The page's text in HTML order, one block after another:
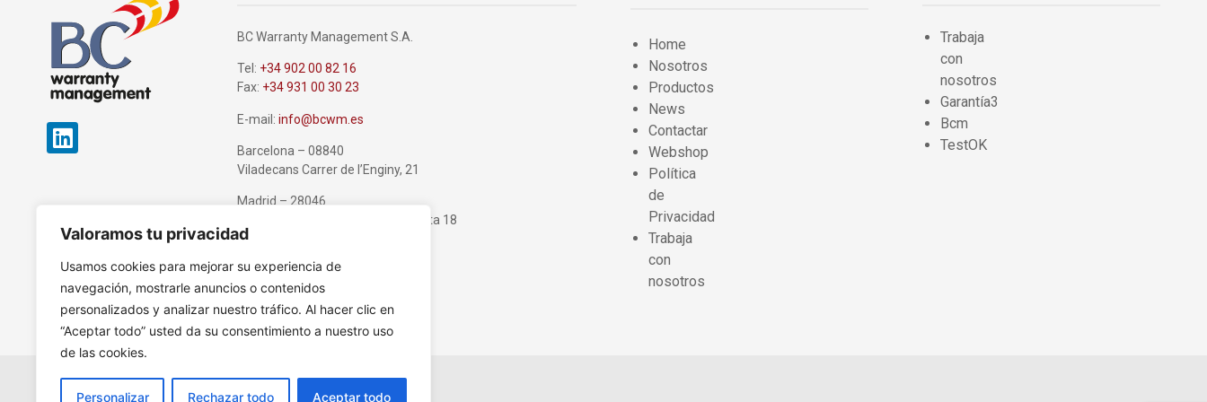
Valoramos tu privacidad
Usamos cookies para mejorar su experiencia de
navegación, mostrarle anuncios o contenidos
personalizados y analizar nuestro tráfico. Al hacer clic en
“Aceptar todo” usted da su consentimiento a nuestro uso
de las cookies.
Personalizar Rechazar todo Aceptar todo
BC Warranty Management S.A.
Tel: +34 902 00 82 16
Fax: +34 931 00 30 23
E-mail:info@bcwm.es
Barcelona – 08840
Viladecans Carrer de l’Enginy, 21
Madrid – 28046
Paseo de la Castellana 259C, Planta 18
Home
Nosotros
Productos
News
Contactar
Webshop
Política
de
Privacidad
Trabaja
con
nosotros
Trabaja
con
nosotros
Garantía3
Bcm
TestOK